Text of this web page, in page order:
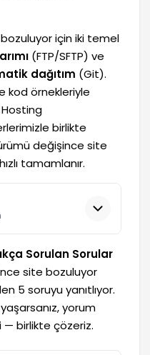
için iki temel
(FTP/SFTP) ve
dağıtım (Git).
kod örnekleriyle
Hosting
birlikte
değişince site
tamamlanır.
Sorulan Sorular
site bozuluyor
5 soruyu yanıtlıyor.
yorum
— birlikte çözeriz.